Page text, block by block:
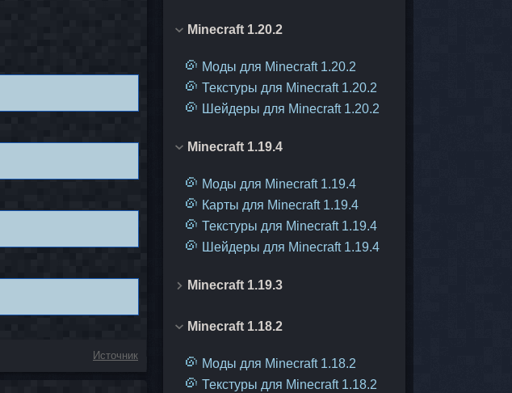
Minecraft 1.20.2
Моды для Minecraft 1.20.2
Текстуры для Minecraft 1.20.2
Шейдеры для Minecraft 1.20.2
Minecraft 1.19.4
Моды для Minecraft 1.19.4
Карты для Minecraft 1.19.4
Текстуры для Minecraft 1.19.4
Шейдеры для Minecraft 1.19.4
Minecraft 1.19.3
Minecraft 1.18.2
Моды для Minecraft 1.18.2
Текстуры для Minecraft 1.18.2
Источник